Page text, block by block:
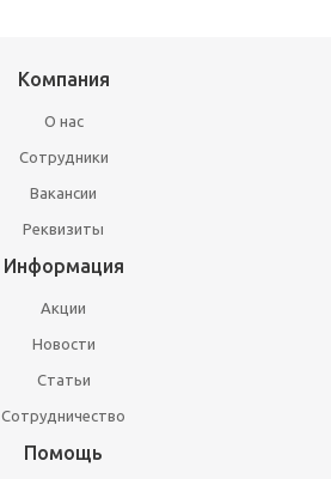
Компания
О нас
Сотрудники
Вакансии
Реквизиты
Информация
Акции
Новости
Статьи
Сотрудничество
Помощь